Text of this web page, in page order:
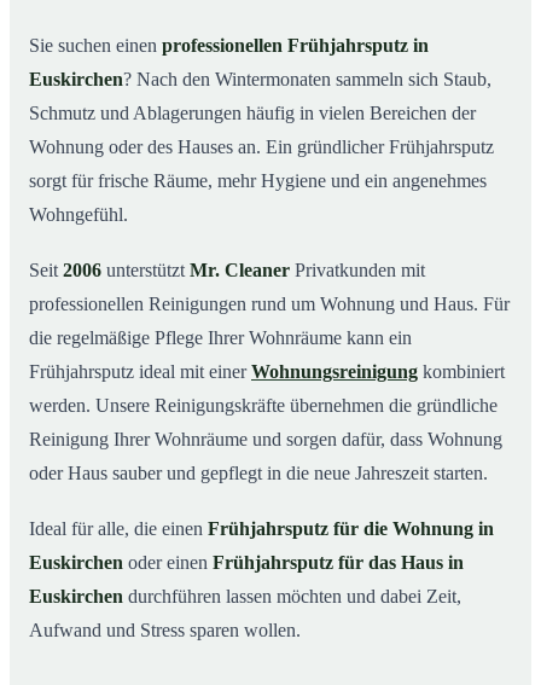
03Was kostet ein Frühjahrsputz in Euskirchen?
04Warum Mr. Cleaner in Euskirchen?
05Typische Anlässe für einen Frühjahrsputz
Jetzt Angebot einholen
Profis
Sie suchen einen professionellen Frühjahrsputz in
Euskirchen? Nach den Wintermonaten sammeln sich Staub,
Schmutz und Ablagerungen häufig in vielen Bereichen der
Wohnung oder des Hauses an. Ein gründlicher Frühjahrsputz
sorgt für frische Räume, mehr Hygiene und ein angenehmes
Wohngefühl.
Seit 2006 unterstützt Mr. Cleaner Privatkunden mit
professionellen Reinigungen rund um Wohnung und Haus. Für
die regelmäßige Pflege Ihrer Wohnräume kann ein
Frühjahrsputz ideal mit einerWohnungsreinigung kombiniert
werden. Unsere Reinigungskräfte übernehmen die gründliche
Reinigung Ihrer Wohnräume und sorgen dafür, dass Wohnung
oder Haus sauber und gepflegt in die neue Jahreszeit starten.
Ideal für alle, die einen Frühjahrsputz für die Wohnung in
Euskirchen oder einen Frühjahrsputz für das Haus in
Euskirchen durchführen lassen möchten und dabei Zeit,
Aufwand und Stress sparen wollen.